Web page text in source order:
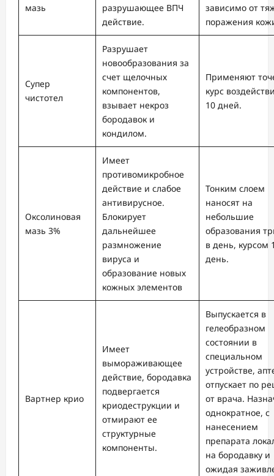
мазь
разрушающее ВПЧ
действие.
зависимо от
поражения
Супер
чистотел
Разрушает
новообразования за
счет щелочных
компонентов,
взывает некроз
бородавок и
кондилом.
Применяют
курс
10 дней.
Оксолиновая
мазь 3%
Имеет
противомикробное
действие и слабое
антивирусное.
Блокирует
дальнейшее
размножение
вируса и
образование новых
кожных элементов
Тонким слоем
наносят на
небольшие
образования
в день, курсом
день.
Вартнер крио
Имеет
вымораживающее
действие, бородавка
подвергается
криодеструкции и
отмирают ее
структурные
компоненты.
Выпускается в
гелеобразном
состоянии в
специальном
устройстве,
отпускает по
от врача.
однократное, с
нанесением
препарата
на бородавку и
ожидая